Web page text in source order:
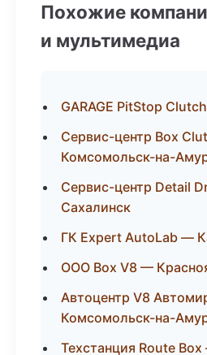
Похожие
и мультимедиа
GARAGE PitStop
Сервис-центр Box
Комсомольск-на-
Сервис-центр Detail
Сахалинск
ГК Expert AutoLab —
ООО Box V8 —
Автоцентр V8
Комсомольск-на-
Техстанция Route